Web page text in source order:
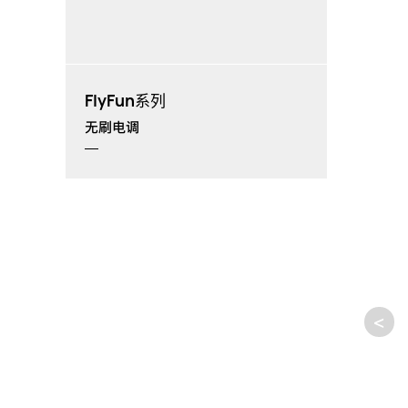
FlyFun系列
无刷电调
<